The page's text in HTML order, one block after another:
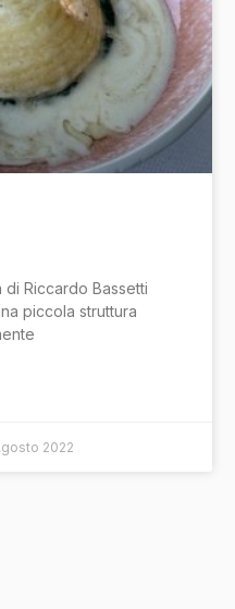
di Riccardo Bassetti
piccola struttura
2022